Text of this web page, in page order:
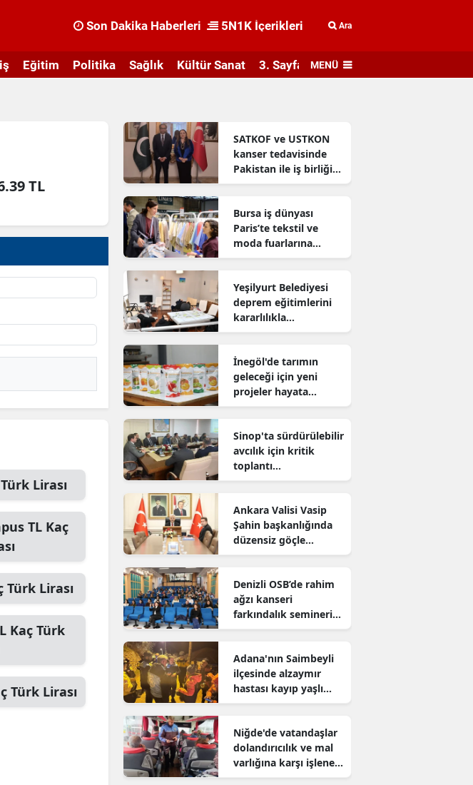
Son Dakika Haberleri 5N1K İçerikleri Ara
Eğitim Politika Sağlık Kültür Sanat 3. Sayfa MENÜ
TL
Lirası
TLKaç
Türk Lirası
Kaç Türk
Türk Lirası
SATKOF ve USTKON
kanser tedavisinde
Pakistan ile iş birliği
geliştiriyor
Bursa iş dünyası
Paris’te tekstil ve
moda fuarlarına
katıldı
Yeşilyurt Belediyesi
deprem eğitimlerini
kararlılıkla
sürdürüyor
İnegöl'de tarımın
geleceği için yeni
projeler hayata
geçiriliyor
Sinop'ta sürdürülebilir
avcılık için kritik
toplantı
gerçekleştirildi
Ankara Valisi Vasip
Şahin başkanlığında
düzensiz göçle
mücadele toplantısı
Denizli OSB’de rahim
ağzı kanseri
farkındalık semineri
düzenlendi
Adana'nın Saimbeyli
ilçesinde alzaymır
hastası kayıp yaşlı
adam aranıyor
Niğde'de vatandaşlar
dolandırıcılık ve mal
varlığına karşı işlenen
suçlar konusunda